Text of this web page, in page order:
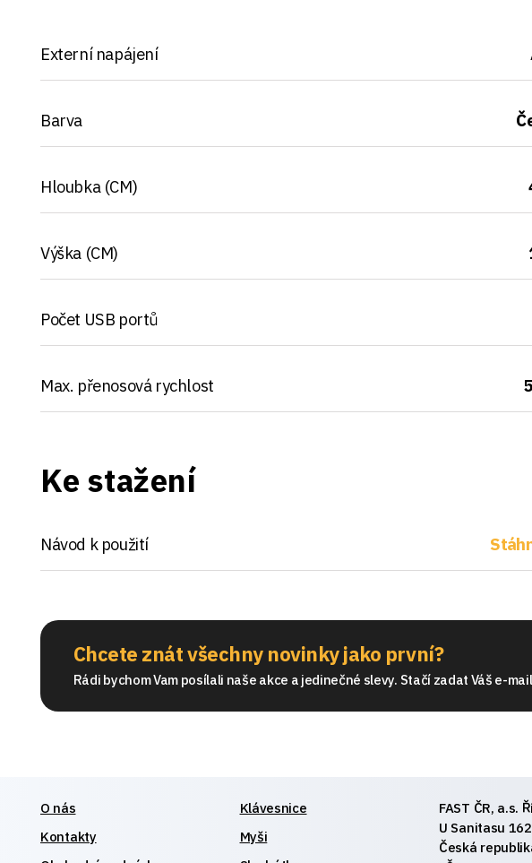
Externí napájení
Barva
Hloubka (CM)
Výška (CM)
Počet USB portů
Max. přenosová rychlost
Ke stažení
Návod k použití
Chcete znát všechny novinky jako první?
Rádi bychom Vam posílali naše akce a jedinečné slevy. Stačí zadat Váš e-
O nás
Kontakty
Klávesnice
Myši
FAST ČR, a.s.
U Sanitasu
Česká